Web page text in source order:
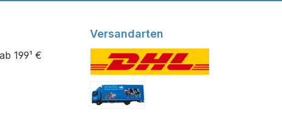
199¹ €
Versandarten
Benutzerdefiniertes Bild 1